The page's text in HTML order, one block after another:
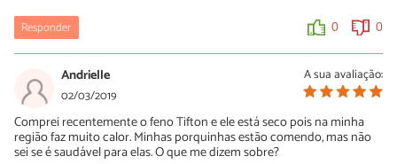
Responder 0 0
A sua avaliação:
Andrielle
02/03/2019
Comprei recentemente o feno Tifton e ele está seco pois na minha
região faz muito calor. Minhas porquinhas estão comendo, mas não
sei se é saudável para elas. O que me dizem sobre?